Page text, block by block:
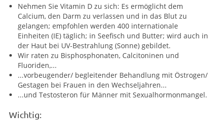
Nehmen Sie Vitamin D zu sich: Es ermöglicht dem
Calcium, den Darm zu verlassen und in das Blut zu
gelangen; empfohlen werden 400 internationale
Einheiten (IE) täglich; in Seefisch und Butter; wird auch in
der Haut bei UV-Bestrahlung (Sonne) gebildet.
Wir raten zu Bisphosphonaten, Calcitoninen und
Fluoriden,...
...vorbeugender/ begleitender Behandlung mit Östrogen/
Gestagen bei Frauen in den Wechseljahren...
...und Testosteron für Männer mit Sexualhormonmangel.
Wichtig: